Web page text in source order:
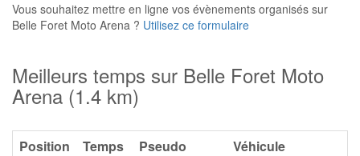
Vous souhaitez mettre en ligne vos évènements organisés sur
Belle Foret Moto Arena ? Utilisez ce formulaire
Meilleurs temps sur Belle Foret Moto
Arena (1.4 km)
Position Temps Pseudo
Véhicule